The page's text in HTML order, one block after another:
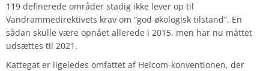
119 definerede områder stadig ikke lever op til
Vandrammedirektivets krav om “god økologisk tilstand”. En
sådan skulle være opnået allerede i 2015, men har nu måttet
udsættes til 2021.
Kattegat er ligeledes omfattet af Helcom-konventionen, der